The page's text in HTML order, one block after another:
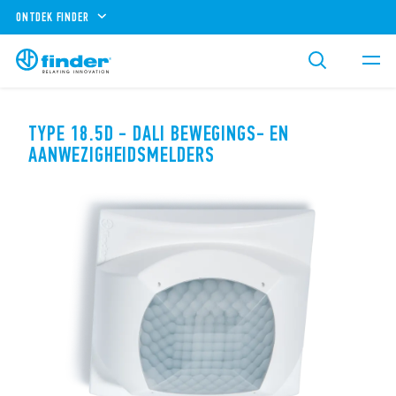
ONTDEK FINDER
TYPE 18.5D - DALI BEWEGINGS- EN
AANWEZIGHEIDSMELDERS